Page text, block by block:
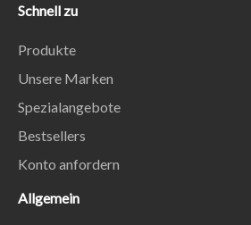
Schnell zu
Produkte
Unsere Marken
Spezialangebote
Bestsellers
Konto anfordern
Allgemein